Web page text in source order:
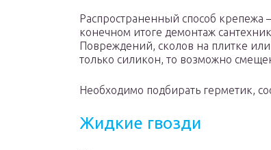
Распространенный способ крепежа
конечном итоге демонтаж
Повреждений, сколов на плитке или
только силикон, то возможно
Необходимо подбирать герметик,
Жидкие гвозди